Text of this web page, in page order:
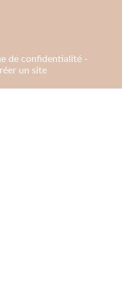
de confidentialité
un site